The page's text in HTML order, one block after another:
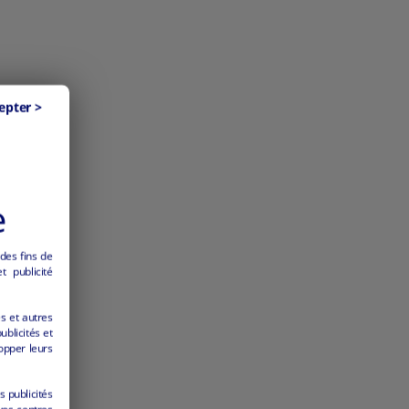
fins de
publicité
et autres
et
leurs
publicités
>